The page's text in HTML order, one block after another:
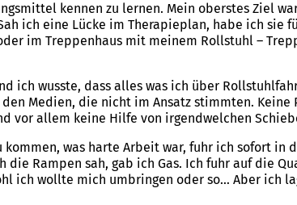
kennen zu lernen. Mein oberstes Ziel
ich eine Lücke im Therapieplan, habe ich sie
im Treppenhaus mit meinem Rollstuhl –
ich wusste, dass alles was ich über
Medien, die nicht im Ansatz stimmten. Keine
vor allem keine Hilfe von irgendwelchen
was harte Arbeit war, fuhr ich sofort in
Rampen sah, gab ich Gas. Ich fuhr auf die
ich wollte mich umbringen oder so… Aber ich